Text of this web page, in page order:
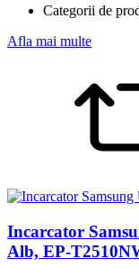
Categorii de
Afla mai multe
Incarcator
Alb, EP-